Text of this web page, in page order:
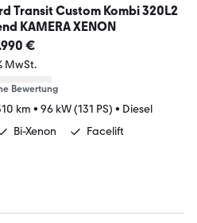
Transit Custom Kombi 320L2
KAMERA XENON
€
MwSt.
Bewertung
km • 96 kW (131 PS) • Diesel
Bi-Xenon Facelift